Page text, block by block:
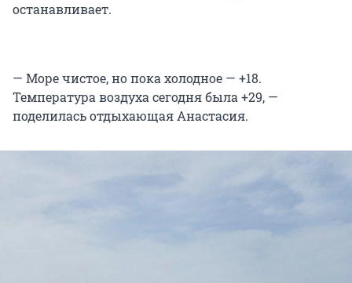
останавливает.
— Море чистое, но пока холодное — +18.
Температура воздуха сегодня была +29, —
поделилась отдыхающая Анастасия.